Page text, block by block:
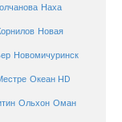
Наха
Новая
Новомичуринск
Океан HD
Ольхон Оман